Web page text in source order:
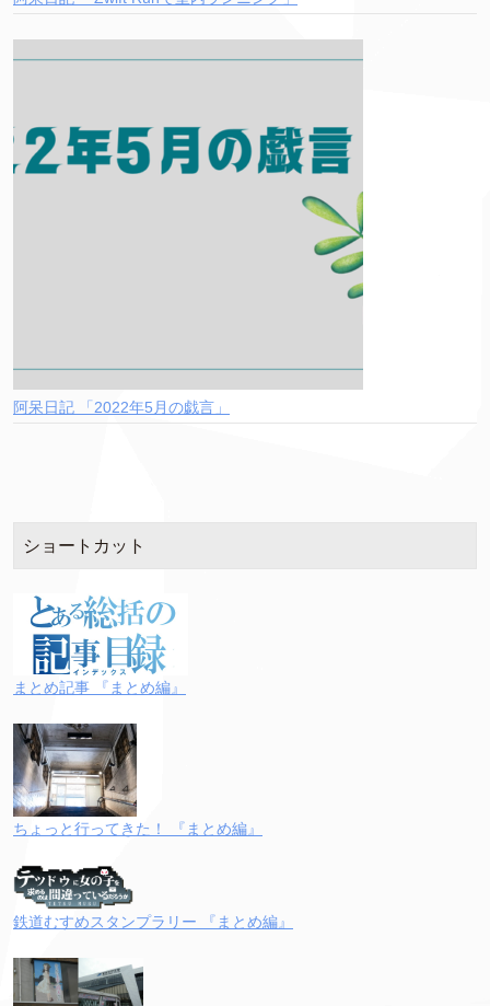
阿呆日記 「2022年5月の戯言」
ショートカット
まとめ記事 『まとめ編』
ちょっと行ってきた！ 『まとめ編』
鉄道むすめスタンプラリー 『まとめ編』